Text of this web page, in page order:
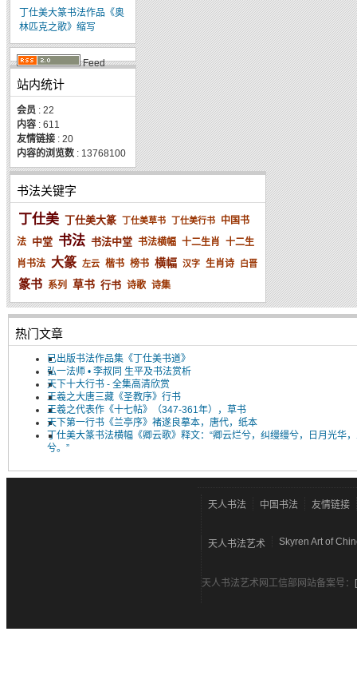
丁仕美大篆书法作品《奥
林匹克之歌》缩写
Feed
站内统计
会员 : 22
内容 : 611
友情链接 : 20
内容的浏览数 : 13768100
书法关键字
丁仕美 丁仕美大篆 丁仕美草书 丁仕美行书
中国书
法 中堂 书法 书法中堂 书法横幅 十二生肖 十二生
肖书法 大篆 左云 楷书 榜书 横幅 汉字 生肖诗 白晋
篆书 系列 草书 行书 诗歌 诗集
热门文章
已出版书法作品集《丁仕美书道》
弘一法师 • 李叔同 生平及书法赏析
天下十大行书 - 全集高清欣赏
王羲之大唐三藏《圣教序》行书
王羲之代表作《十七帖》（347-361年），草书
天下第一行书《兰亭序》褚遂良摹本，唐代，纸本
丁仕美大篆书法横幅《卿云歌》释文：“卿云烂兮，纠缦缦兮，日月光华
兮。”
天人书法 中国书法 友情链接
天人书法艺术 Skyren Art of
天人书法艺术网工信部网站备案号：